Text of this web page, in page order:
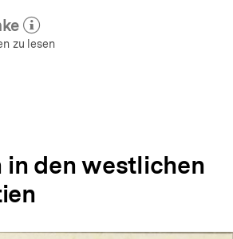
zum Autor)
öffnen
zu lesen
in den westlichen